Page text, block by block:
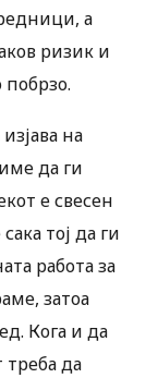
а
ризик и
на
да ги
е свесен
тој да ги
работа за
затоа
Кога и да
треба да